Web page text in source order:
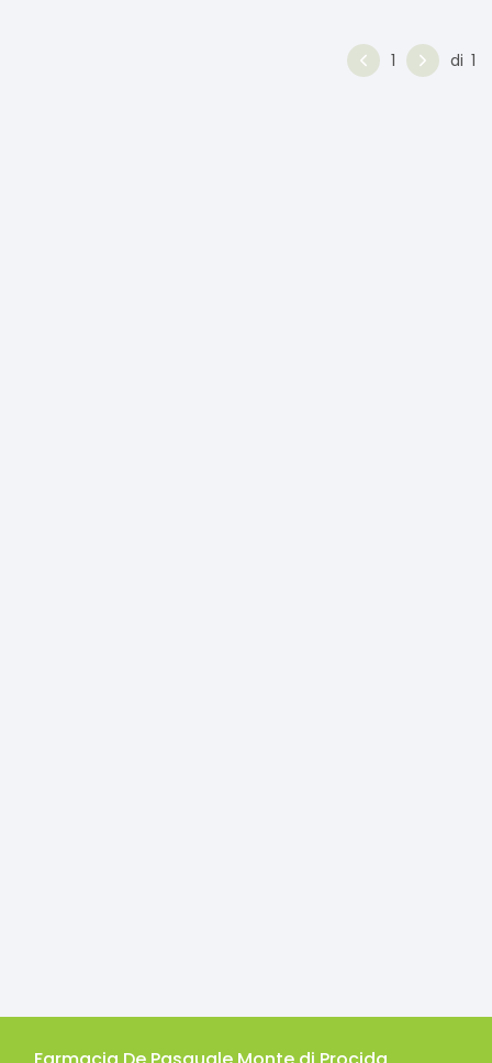
1 di 1